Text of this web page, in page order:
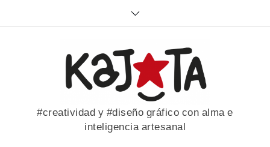
#creatividad y #diseño gráfico con alma e
inteligencia artesanal